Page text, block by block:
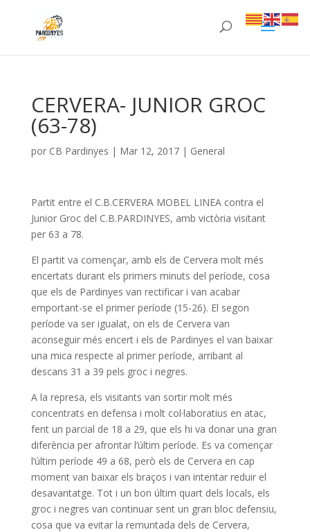
CERVERA- JUNIOR GROC
(63-78)
por CB Pardinyes | Mar 12, 2017| General
Partit entre el C.B.CERVERA MOBEL LINEA contra el
Junior Groc del C.B.PARDINYES, amb victòria visitant
per 63 a 78.
El partit va començar, amb els de Cervera molt més
encertats durant els primers minuts del període, cosa
que els de Pardinyes van rectificar i van acabar
emportant-se el primer període (15-26). El segon
període va ser igualat, on els de Cervera van
aconseguir més encert i els de Pardinyes el van baixar
una mica respecte al primer període, arribant al
descans 31 a 39 pels groc i negres.
A la represa, els visitants van sortir molt més
concentrats en defensa i molt col·laboratius en atac,
fent un parcial de 18 a 29, que els hi va donar una gran
diferència per afrontar l’últim període. Es va començar
l’últim període 49 a 68, però els de Cervera en cap
moment van baixar els braços i van intentar reduir el
desavantatge. Tot i un bon últim quart dels locals, els
groc i negres van continuar sent un gran bloc defensiu,
cosa que va evitar la remuntada dels de Cervera,